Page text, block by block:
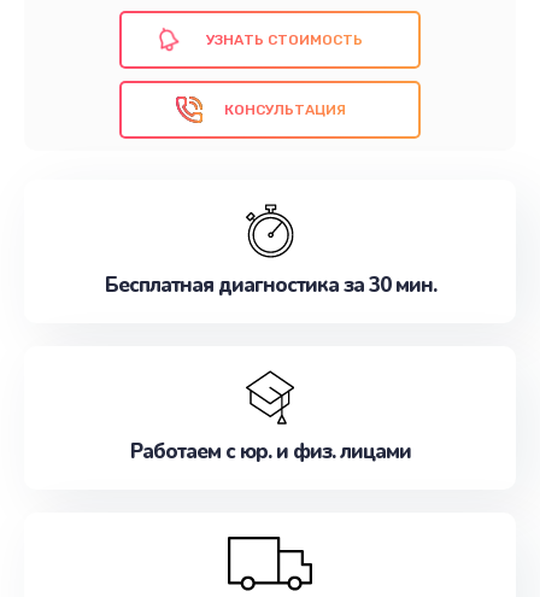
УЗНАТЬ СТОИМОСТЬ
КОНСУЛЬТАЦИЯ
Бесплатная диагностика за 30 мин.
Работаем с юр. и физ. лицами